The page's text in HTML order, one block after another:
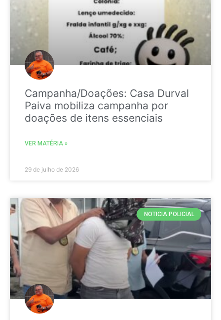
Campanha/Doações: Casa Durval
Paiva mobiliza campanha por
doações de itens essenciais
VER MATÉRIA »
29 de julho de 2026
NOTICIA POLICIAL